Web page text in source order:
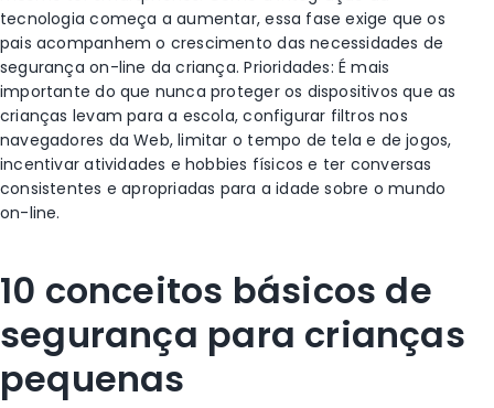
tecnologia começa a aumentar, essa fase exige que os
pais acompanhem o crescimento das necessidades de
segurança on-line da criança. Prioridades: É mais
importante do que nunca proteger os dispositivos que as
crianças levam para a escola, configurar filtros nos
navegadores da Web, limitar o tempo de tela e de jogos,
incentivar atividades e hobbies físicos e ter conversas
consistentes e apropriadas para a idade sobre o mundo
on-line.
10 conceitos básicos de
segurança para crianças
pequenas